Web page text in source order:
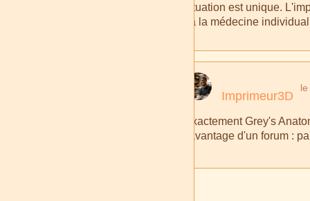
situation est unique.
ça la médecine
Imprimeur3D
Exactement Grey's
l'avantage d'un forum :